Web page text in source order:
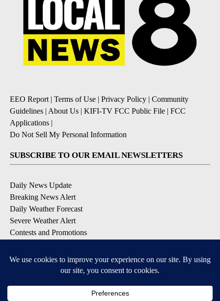
EEO Report| Terms of Use | Privacy Policy | Community
Guidelines | About Us | KIFI-TV FCC Public File | FCC
Applications |
Do Not Sell My Personal Information
SUBSCRIBE TO OUR EMAIL NEWSLETTERS
Daily News Update
Breaking News Alert
Daily Weather Forecast
Severe Weather Alert
Contests and Promotions